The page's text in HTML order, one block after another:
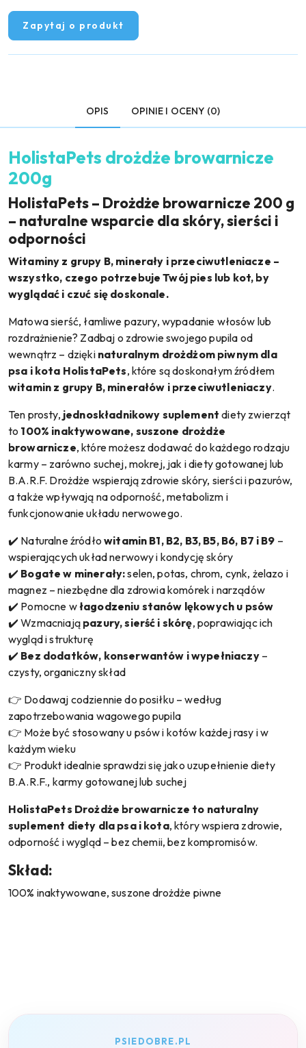
Zapytaj o produkt
OPIS OPINIE I OCENY (0)
HolistaPets drożdże browarnicze
200g
HolistaPets – Drożdże browarnicze 200 g
– naturalne wsparcie dla skóry, sierści i
odporności
Witaminy z grupy B, minerały i przeciwutleniacze –
wszystko, czego potrzebuje Twój pies lub kot, by
wyglądać i czuć się doskonale.
Matowa sierść, łamliwe pazury, wypadanie włosów lub
rozdrażnienie? Zadbaj o zdrowie swojego pupila od
wewnątrz – dzięki naturalnym drożdżom piwnym dla
psa i kota HolistaPets, które są doskonałym źródłem
witamin z grupy B, minerałów i przeciwutleniaczy.
Ten prosty, jednoskładnikowy suplement diety zwierząt
to 100% inaktywowane, suszone drożdże
browarnicze, które możesz dodawać do każdego rodzaju
karmy – zarówno suchej, mokrej, jak i diety gotowanej lub
B.A.R.F. Drożdże wspierają zdrowie skóry, sierści i pazurów,
a także wpływają na odporność, metabolizm i
funkcjonowanie układu nerwowego.
✔️ Naturalne źródłowitamin B1, B2, B3, B5, B6, B7 i B9 –
wspierających układ nerwowy i kondycję skóry
✔️ Bogate w minerały:selen, potas, chrom, cynk, żelazo i
magnez – niezbędne dla zdrowia komórek i narządów
✔️ Pomocne włagodzeniu stanów lękowych u psów
✔️ Wzmacniają pazury, sierść i skórę, poprawiając ich
wygląd i strukturę
✔️ Bez dodatków, konserwantów i wypełniaczy–
czysty, organiczny skład
👉 Dodawaj codziennie do posiłku – według
zapotrzebowania wagowego pupila
👉 Może być stosowany u psów i kotów każdej rasy i w
każdym wieku
👉 Produkt idealnie sprawdzi się jako uzupełnienie diety
B.A.R.F., karmy gotowanej lub suchej
HolistaPets Drożdże browarnicze to naturalny
suplement diety dla psa i kota, który wspiera zdrowie,
odporność i wygląd – bez chemii, bez kompromisów.
Skład:
100% inaktywowane, suszone drożdże piwne
PSIEDOBRE.PL